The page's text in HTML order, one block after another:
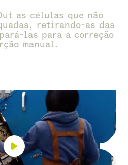
as células que não
retirando-as das
las para a correção
manual.